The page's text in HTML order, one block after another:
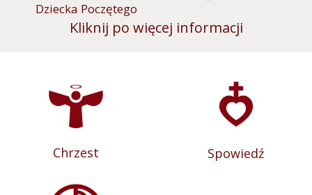
Dziecka Poczętego
Kliknij po więcej informacji
Chrzest Spowiedź